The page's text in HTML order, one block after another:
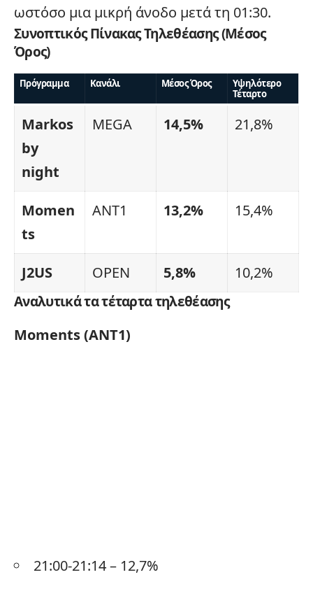
ωστόσο μια μικρή άνοδο μετά τη 01:30.
Συνοπτικός Πίνακας Τηλεθέασης (Μέσος
Όρος)
Πρόγραμμα Κανάλι Μέσος Όρος
Υψηλότερο
Τέταρτο
Markos
by
night
MEGA 14,5% 21,8%
Momen
ts
ANT1 13,2% 15,4%
J2US OPEN 5,8% 10,2%
Αναλυτικά τα τέταρτα τηλεθέασης
Moments (ANT1)
21:00-21:14 – 12,7%